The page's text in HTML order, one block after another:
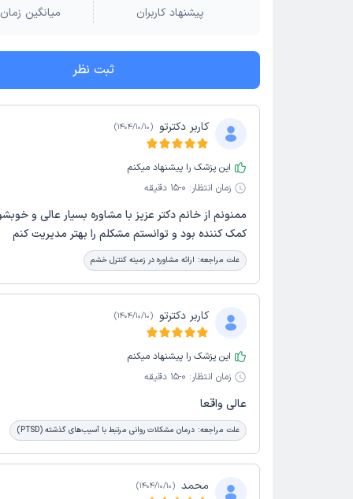
پیشنهاد کاربران
میانگین زمان
ثبت نظر
کاربر دکترتو (
1404/10/10
)
این پزشک را پیشنهاد میکنم
زمان انتظار: 0-15 دقیقه
ممنونم از خانم دکتر عزیز با مشاوره بسیار عالی و
کمک کننده بود و توانستم مشکلم را بهتر مدیریت کنم
علت مراجعه: ارائه مشاوره در زمینه کنترل خشم
کاربر دکترتو (
1404/10/10
)
این پزشک را پیشنهاد میکنم
زمان انتظار: 0-15 دقیقه
عالی واقعا
علت مراجعه: درمان مشکلات روانی مرتبط با آسیب‌های گذشته (PTSD)
محمد (
1404/10/10
)